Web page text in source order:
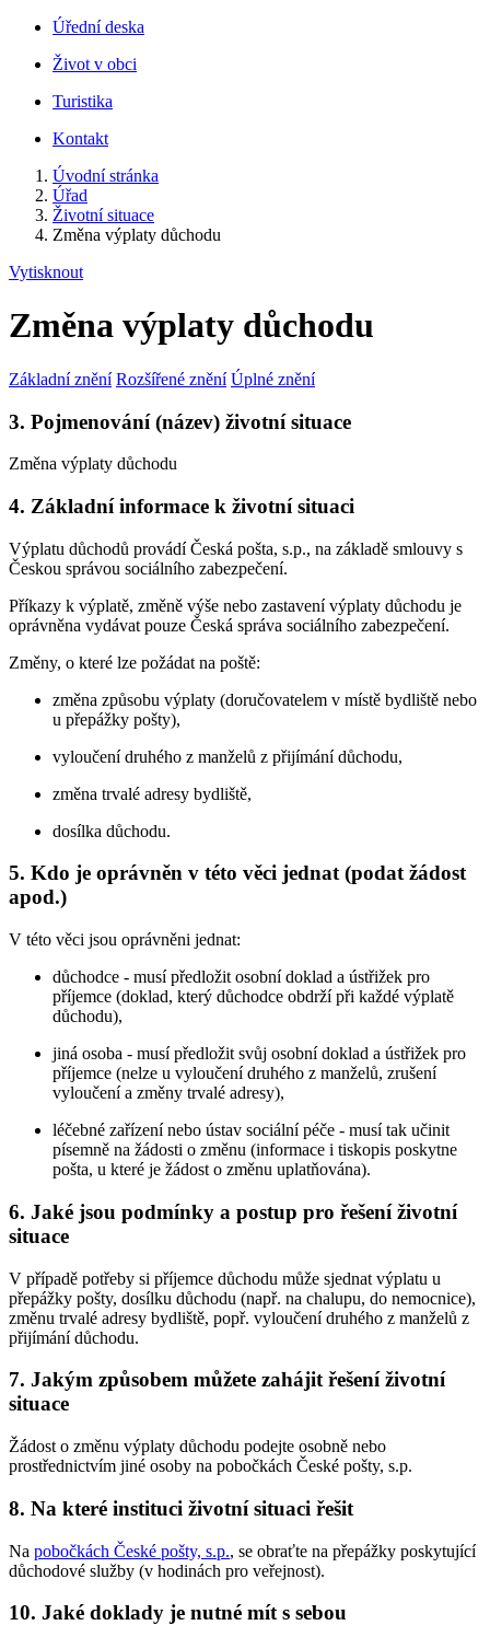
Úřední deska
Život v obci
Turistika
Kontakt
Úvodní stránka
Úřad
Životní situace
Změna výplaty důchodu
Vytisknout
Změna výplaty důchodu
Základní znění Rozšířené znění Úplné znění
3. Pojmenování (název) životní situace
Změna výplaty důchodu
4. Základní informace k životní situaci
Výplatu důchodů provádí Česká pošta, s.p., na základě smlouvy s
Českou správou sociálního zabezpečení.
Příkazy k výplatě, změně výše nebo zastavení výplaty důchodu je
oprávněna vydávat pouze Česká správa sociálního zabezpečení.
Změny, o které lze požádat na poště:
změna způsobu výplaty (doručovatelem v místě bydliště nebo
u přepážky pošty),
vyloučení druhého z manželů z přijímání důchodu,
změna trvalé adresy bydliště,
dosílka důchodu.
5. Kdo je oprávněn v této věci jednat (podat žádost
apod.)
V této věci jsou oprávněni jednat:
důchodce - musí předložit osobní doklad a ústřižek pro
příjemce (doklad, který důchodce obdrží při každé výplatě
důchodu),
jiná osoba - musí předložit svůj osobní doklad a ústřižek pro
příjemce (nelze u vyloučení druhého z manželů, zrušení
vyloučení a změny trvalé adresy),
léčebné zařízení nebo ústav sociální péče - musí tak učinit
písemně na žádosti o změnu (informace i tiskopis poskytne
pošta, u které je žádost o změnu uplatňována).
6. Jaké jsou podmínky a postup pro řešení životní
situace
V případě potřeby si příjemce důchodu může sjednat výplatu u
přepážky pošty, dosílku důchodu (např. na chalupu, do nemocnice),
změnu trvalé adresy bydliště, popř. vyloučení druhého z manželů z
přijímání důchodu.
7. Jakým způsobem můžete zahájit řešení životní
situace
Žádost o změnu výplaty důchodu podejte osobně nebo
prostřednictvím jiné osoby na pobočkách České pošty, s.p.
8. Na které instituci životní situaci řešit
Na pobočkách České pošty, s.p., se obraťte na přepážky poskytující
důchodové služby (v hodinách pro veřejnost).
10. Jaké doklady je nutné mít s sebou